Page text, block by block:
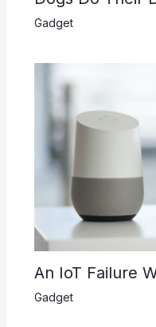
Gadget
An IoT Failure
Gadget